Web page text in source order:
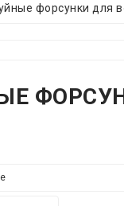
форсунки для